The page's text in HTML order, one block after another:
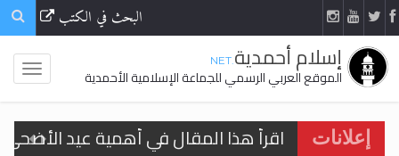
البحث في الكتب
إسلام أحمدية.NET
الموقع العربي الرسمي للجماعة الإسلامية الأحمدية
إعلانات
اقرأ هذا المقال في أهمية عيد